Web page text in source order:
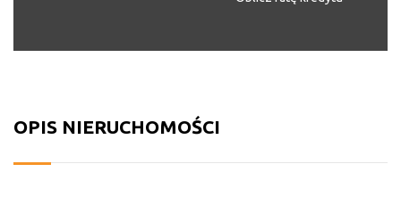
OPIS NIERUCHOMOŚCI